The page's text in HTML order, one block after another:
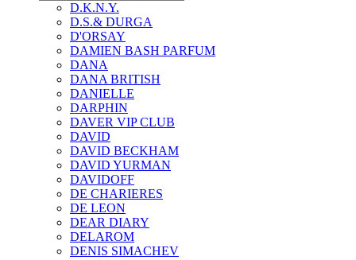
D.K.N.Y.
D.S.& DURGA
D'ORSAY
DAMIEN BASH PARFUM
DANA
DANA BRITISH
DANIELLE
DARPHIN
DAVER VIP CLUB
DAVID
DAVID BECKHAM
DAVID YURMAN
DAVIDOFF
DE CHARIERES
DE LEON
DEAR DIARY
DELAROM
DENIS SIMACHEV